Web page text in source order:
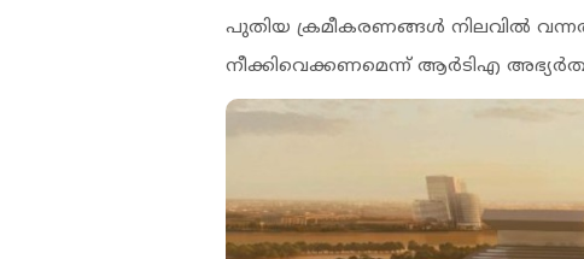
പുതിയ ക്രമീകരണങ്ങൾ നിലവിൽ
നീക്കിവെക്കണമെന്ന് ആർടിഎ